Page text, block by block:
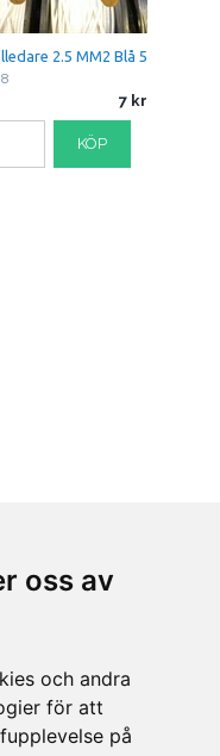
oss av
och andra
för att
på
2.5 MM2 Blå 5
7
KÖP